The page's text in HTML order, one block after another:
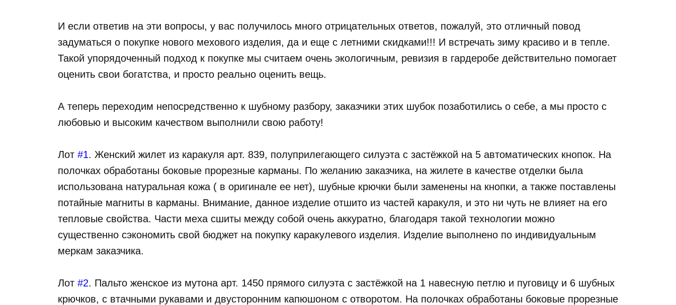
И если ответив на эти вопросы, у вас получилось много отрицательных ответов, пожалуй, это отличный повод
задуматься о покупке нового мехового изделия, да и еще с летними скидками!!! И встречать зиму красиво и в тепле.
Такой упорядоченный подход к покупке мы считаем очень экологичным, ревизия в гардеробе действительно помогает
оценить свои богатства, и просто реально оценить вещь.
А теперь переходим непосредственно к шубному разбору, заказчики этих шубок позаботились о себе, а мы просто с
любовью и высоким качеством выполнили свою работу!
Лот #1. Женский жилет из каракуля арт. 839, полуприлегающего силуэта с застёжкой на 5 автоматических кнопок. На
полочках обработаны боковые прорезные карманы. По желанию заказчика, на жилете в качестве отделки была
использована натуральная кожа ( в оригинале ее нет), шубные крючки были заменены на кнопки, а также поставлены
потайные магниты в карманы. Внимание, данное изделие отшито из частей каракуля, и это ни чуть не влияет на его
тепловые свойства. Части меха сшиты между собой очень аккуратно, благодаря такой технологии можно
существенно сэкономить свой бюджет на покупку каракулевого изделия. Изделие выполнено по индивидуальным
меркам заказчика.
Лот #2. Пальто женское из мутона арт. 1450 прямого силуэта с застёжкой на 1 навесную петлю и пуговицу и 6 шубных
крючков, с втачными рукавами и двусторонним капюшоном с отворотом. На полочках обработаны боковые прорезные